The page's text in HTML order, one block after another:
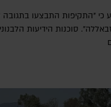
כי "התקיפות התבצעו